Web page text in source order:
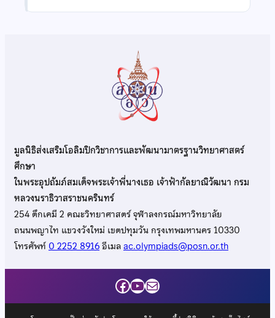
มูลนิธิส่งเสริมโอลิมปิกวิชาการและพัฒนามาตรฐานวิทยาศาสตร์
ศึกษา
ในพระอุปถัมภ์สมเด็จพระเจ้าพี่นางเธอ เจ้าฟ้ากัลยาณิวัฒนา กรม
หลวงนราธิวาสราชนครินทร์
254 ตึกเคมี 2 คณะวิทยาศาสตร์ จุฬาลงกรณ์มหาวิทยาลัย
ถนนพญาไท แขวงวังใหม่ เขตปทุมวัน กรุงเทพมหานคร 10330
โทรศัพท์0 2252 8916อีเมลac.olympiads@posn.or.th
Facebook
YouTube
Mail